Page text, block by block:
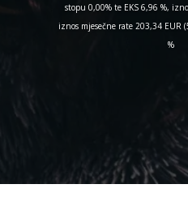
stopu 0,00% te EKS 6,96 %,
iznos mjesečne rate 203,34 EUR
%